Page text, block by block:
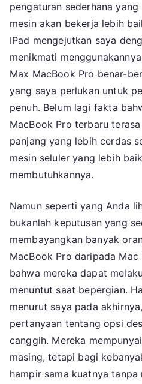
pengaturan sederhana
mesin akan bekerja lebih
IPad mengejutkan saya
menikmati
Max MacBook Pro benar-
yang saya perlukan untuk
penuh. Belum lagi fakta
MacBook Pro terbaru
panjang yang lebih cerdas
mesin seluler yang lebih
membutuhkannya.
Namun seperti yang Anda
bukanlah keputusan yang
membayangkan banyak
MacBook Pro daripada
bahwa mereka dapat
menuntut saat bepergian.
menurut saya pada
pertanyaan tentang opsi
canggih. Mereka
masing, tetapi bagi
hampir sama kuatnya tanpa